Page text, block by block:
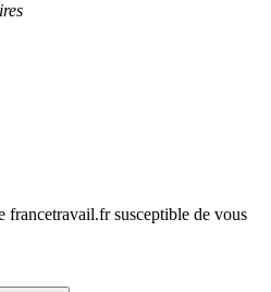
francetravail.fr susceptible de vous